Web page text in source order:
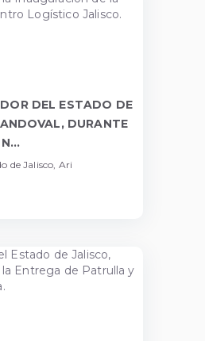
DEL ESTADO DE
DURANTE
de Jalisco, Ari